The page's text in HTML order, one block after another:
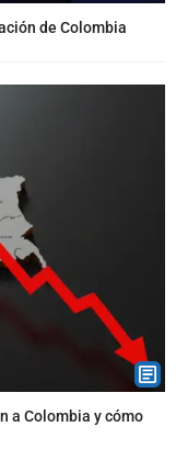
de Colombia
a Colombia y cómo